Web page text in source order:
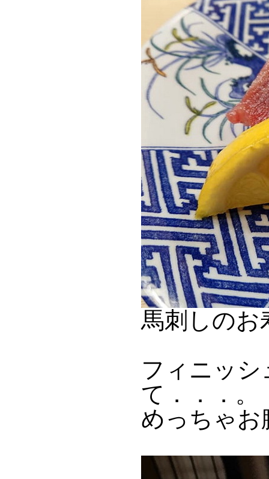
馬刺しのお
フィニッ
て．．．。
めっちゃお